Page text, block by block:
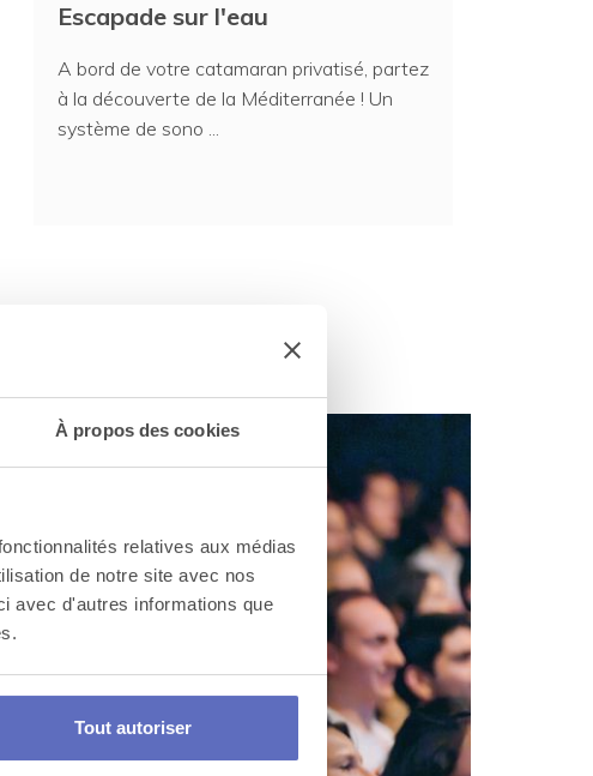
À propos des cookies
relatives aux médias
de notre site avec nos
avec d'autres informations que
Tout autoriser
Escapade sur l'eau
A bord de votre catamaran privatisé, partez
à la découverte de la Méditerranée ! Un
système de sono ...